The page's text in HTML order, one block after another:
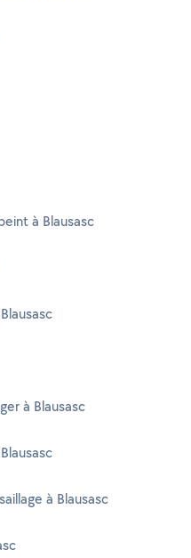
à Blausasc
à Blausasc
à Blausasc